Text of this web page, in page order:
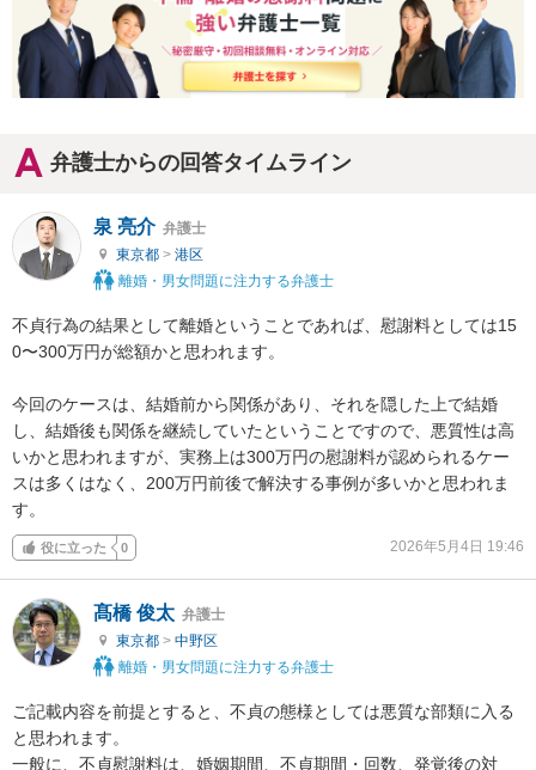
弁護士からの回答タイムライン
泉 亮介 弁護士
東京都 > 港区
離婚・男女問題に注力する弁護士
不貞行為の結果として離婚ということであれば、慰謝料としては15
0〜300万円が総額かと思われます。
今回のケースは、結婚前から関係があり、それを隠した上で結婚
し、結婚後も関係を継続していたということですので、悪質性は高
いかと思われますが、実務上は300万円の慰謝料が認められるケー
スは多くはなく、200万円前後で解決する事例が多いかと思われま
す。
役に立った 0 2026年5月4日 19:46
髙橋 俊太 弁護士
東京都 > 中野区
離婚・男女問題に注力する弁護士
ご記載内容を前提とすると、不貞の態様としては悪質な部類に入る
と思われます。
一般に、不貞慰謝料は、婚姻期間、不貞期間・回数、発覚後の対